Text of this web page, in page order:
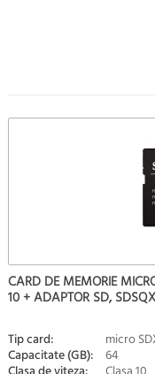
CARD DE MEMORIE
10 + ADAPTOR SD,
Tip card: micro
Capacitate (GB): 64